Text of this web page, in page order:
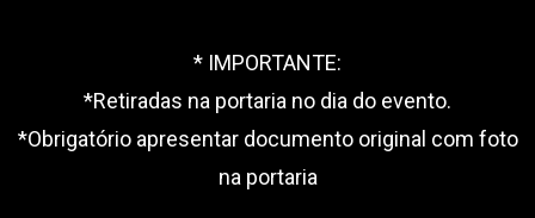
* IMPORTANTE:
*Retiradas na portaria no dia do evento.
*Obrigatório apresentar documento original com foto
na portaria